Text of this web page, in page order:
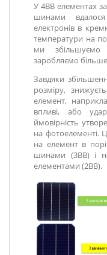
У 4BB елементах
шинами
електронів в
температури на
ми збільшуємо
заробляємо більше
Завдяки
розміру,
елемент,
впливі, або
ймовірність
на фотоелементі.
на елемент в
шинами (3ВВ) і
елементами (2ВВ).